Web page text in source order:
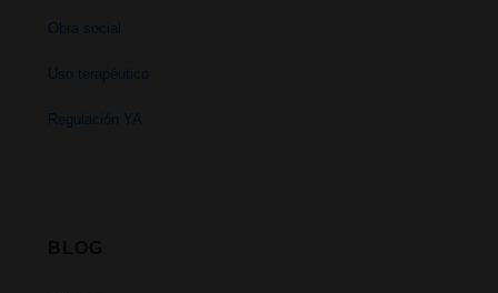
Obra social
Uso terapéutico
Regulación YA